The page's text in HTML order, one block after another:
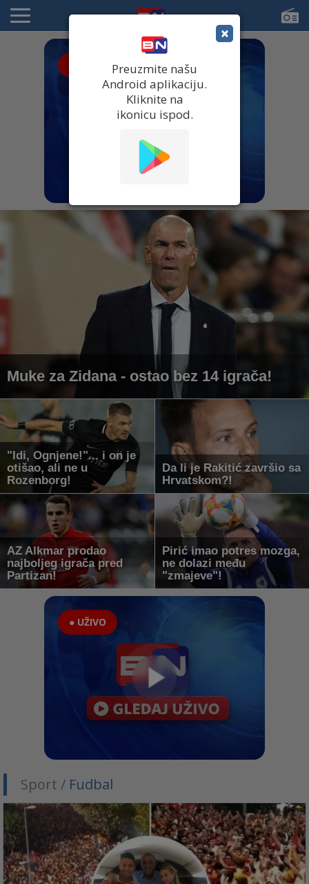
Muke za Zidana - ostao bez 14 igrača!
"Idi, Ognjene!"... i on je
otišao, ali ne u
Rozenborg!
Da li je Rakitić završio sa
Hrvatskom?!
AZ Alkmar prodao
najboljeg igrača pred
Partizan!
Pirić imao potres mozga,
ne dolazi među
"zmajeve"!
● UŽIVO
Sport / Fudbal
×
Preuzmite našu
Android aplikaciju.
Kliknite na
ikonicu ispod.